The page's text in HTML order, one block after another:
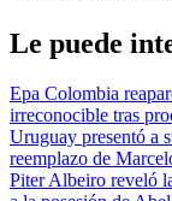
Le puede
Epa Colombia
irreconocible tras
Uruguay presentó a
reemplazo de
Piter Albeiro reveló